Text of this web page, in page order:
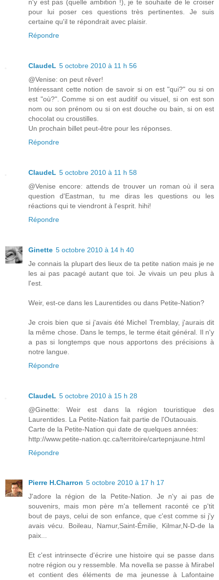
n'y est pas (quelle ambition !), je te souhaite de le croiser
pour lui poser ces questions très pertinentes. Je suis
certaine qu'il te répondrait avec plaisir.
Répondre
ClaudeL 5 octobre 2010 à 11 h 56
@Venise: on peut rêver!
Intéressant cette notion de savoir si on est "qui?" ou si on
est "où?". Comme si on est auditif ou visuel, si on est son
nom ou son prénom ou si on est douche ou bain, si on est
chocolat ou croustilles.
Un prochain billet peut-être pour les réponses.
Répondre
ClaudeL 5 octobre 2010 à 11 h 58
@Venise encore: attends de trouver un roman où il sera
question d'Eastman, tu me diras les questions ou les
réactions qui te viendront à l'esprit. hihi!
Répondre
Ginette 5 octobre 2010 à 14 h 40
Je connais la plupart des lieux de ta petite nation mais je ne
les ai pas pacagé autant que toi. Je vivais un peu plus à
l'est.
Weir, est-ce dans les Laurentides ou dans Petite-Nation?
Je crois bien que si j'avais été Michel Tremblay, j'aurais dit
la même chose. Dans le temps, le terme était général. Il n'y
a pas si longtemps que nous apportons des précisions à
notre langue.
Répondre
ClaudeL 5 octobre 2010 à 15 h 28
@Ginette: Weir est dans la région touristique des
Laurentides. La Petite-Nation fait partie de l'Outaouais.
Carte de la Petite-Nation qui date de quelques années:
http://www.petite-nation.qc.ca/territoire/cartepnjaune.html
Répondre
Pierre H.Charron 5 octobre 2010 à 17 h 17
J'adore la région de la Petite-Nation. Je n'y ai pas de
souvenirs, mais mon père m'a tellement raconté ce p'tit
bout de pays, celui de son enfance, que c'est comme si j'y
avais vécu. Boileau, Namur,Saint-Émilie, Kilmar,N-D-de la
paix...
Et c'est intrinsecte d'écrire une histoire qui se passe dans
notre région ou y ressemble. Ma novella se passe à Mirabel
et contient des éléments de ma jeunesse à Lafontaine